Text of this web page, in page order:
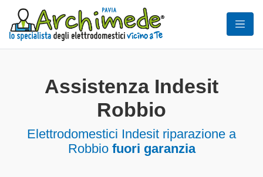
Assistenza Indesit
Robbio
Elettrodomestici Indesit riparazione a
Robbio fuori garanzia